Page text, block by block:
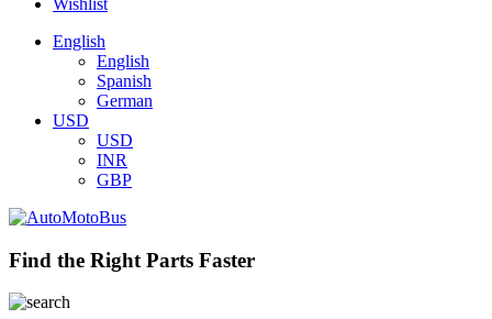
Wishlist
English
English
Spanish
German
USD
USD
INR
GBP
Find the Right Parts Faster